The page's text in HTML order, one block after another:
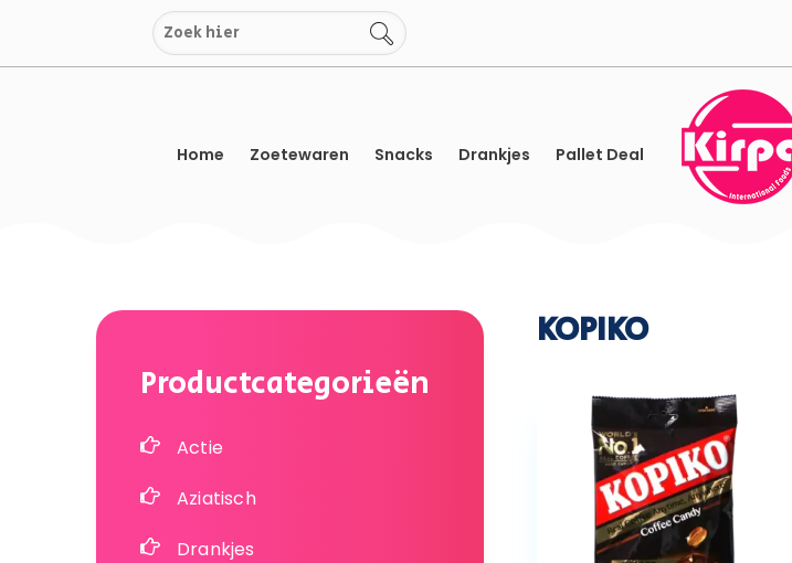
inhoud
Home Zoetewaren Snacks Drankjes Pallet Deal
Productcategorieën
Actie
Aziatisch
Drankjes
KOPIKO